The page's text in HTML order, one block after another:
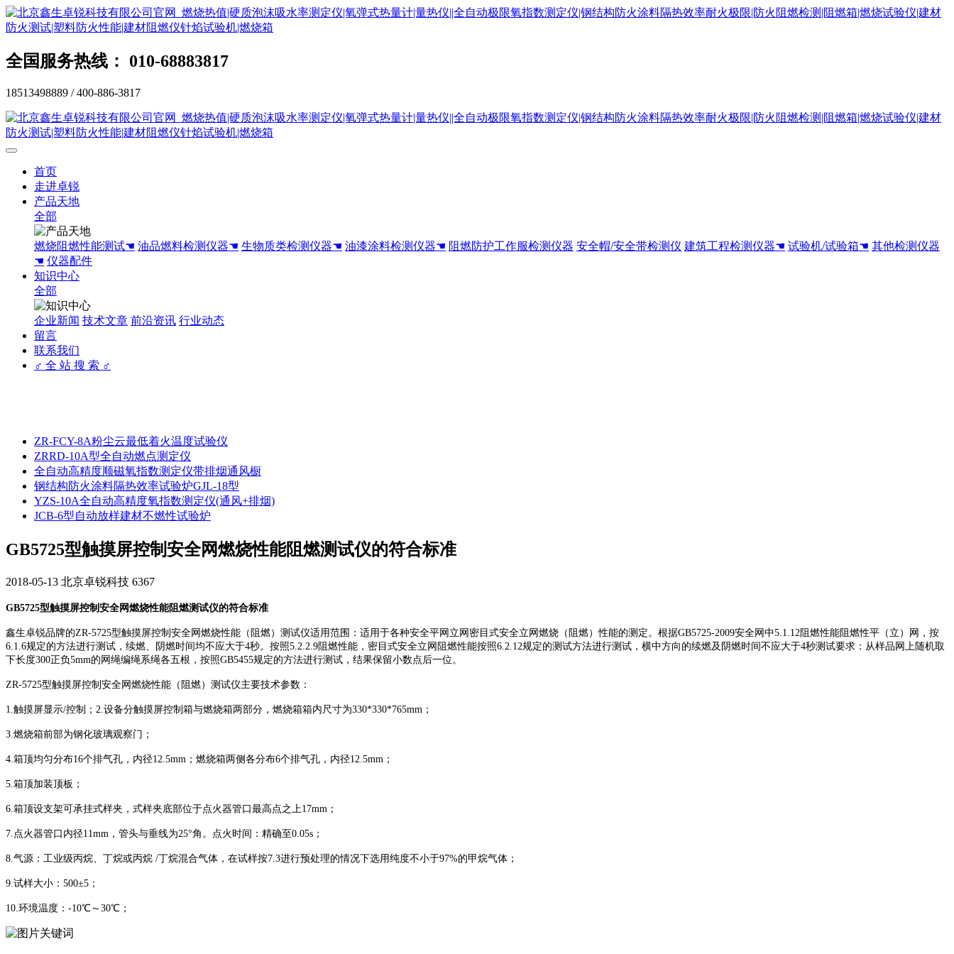
全国服务热线： 010-68883817
18513498889 / 400-886-3817
首页
走进卓锐
产品天地
全部
燃烧阻燃性能测试☚ 油品燃料检测仪器☚ 生物质类检测仪器☚ 油漆涂料检测仪器☚ 阻燃防护工作服检测仪器 安全帽/安全带检测仪 建筑工程检测仪器☚ 试验机/试验箱☚ 其他检测仪器
☚ 仪器配件
知识中心
全部
企业新闻 技术文章 前沿资讯 行业动态
留言
联系我们
♂ 全 站 搜 索 ♂
ZR-FCY-8A粉尘云最低着火温度试验仪
ZRRD-10A型全自动燃点测定仪
全自动高精度顺磁氧指数测定仪带排烟通风橱
钢结构防火涂料隔热效率试验炉GJL-18型
YZS-10A全自动高精度氧指数测定仪(通风+排烟)
JCB-6型自动放样建材不燃性试验炉
GB5725型触摸屏控制安全网燃烧性能阻燃测试仪的符合标准
2018-05-13 北京卓锐科技 6367
GB5725型触摸屏控制安全网燃烧性能阻燃测试仪的符合标准
鑫生卓锐品牌的ZR-5725型触摸屏控制安全网燃烧性能（阻燃）测试仪适用范围：适用于各种安全平网立网密目式安全立网燃烧（阻燃）性能的测定。根据GB5725-2009安全网中5.1.12阻燃性能阻燃性平（立）网，按
6.1.6规定的方法进行测试，续燃、阴燃时间均不应大于4秒。按照5.2.2.9阻燃性能，密目式安全立网阻燃性能按照6.2.12规定的测试方法进行测试，横中方向的续燃及阴燃时间不应大于4秒测试要求：从样品网上随机取
下长度300正负5mm的网绳编绳系绳各五根，按照GB5455规定的方法进行测试，结果保留小数点后一位。
ZR-5725型触摸屏控制安全网燃烧性能（阻燃）测试仪主要技术参数：
1.触摸屏显示/控制；2.设备分触摸屏控制箱与燃烧箱两部分，燃烧箱箱内尺寸为330*330*765mm；
3.燃烧箱前部为钢化玻璃观察门；
4.箱顶均匀分布16个排气孔，内径12.5mm；燃烧箱两侧各分布6个排气孔，内径12.5mm；
5.箱顶加装顶板；
6.箱顶设支架可承挂式样夹，式样夹底部位于点火器管口最高点之上17mm；
7.点火器管口内径11mm，管头与垂线为25°角。点火时间：精确至0.05s；
8.气源：工业级丙烷、丁烷或丙烷 /丁烷混合气体，在试样按7.3进行预处理的情况下选用纯度不小于97%的甲烷气体；
9.试样大小：500±5；
10.环境温度：-10℃～30℃；